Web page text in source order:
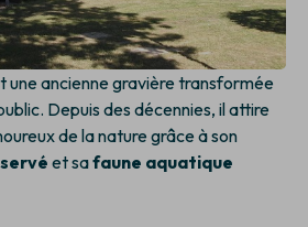
une ancienne gravière transformée
Depuis des décennies, il attire
de la nature grâce à son
et safaune aquatique